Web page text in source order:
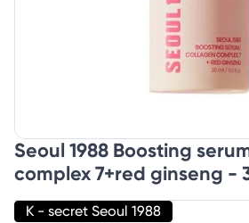
Seoul 1988 Boosting
complex 7+red ginseng -
K - secret Seoul 1988